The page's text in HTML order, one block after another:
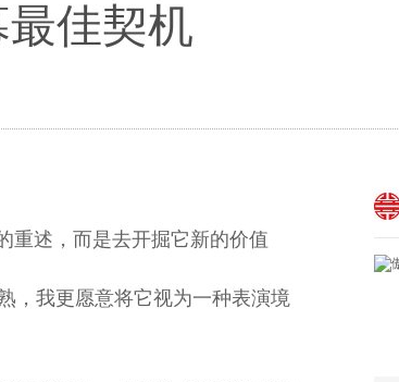
佳契机
述，而是去开掘它新的价值
我更愿意将它视为一种表演境